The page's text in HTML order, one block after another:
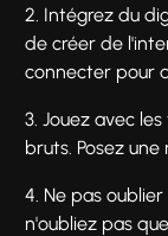
2. Intégrez du
de créer de
connecter pour
3. Jouez avec
bruts. Posez
4. Ne pas
n'oubliez pas